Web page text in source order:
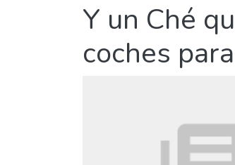
Y un Ché
coches